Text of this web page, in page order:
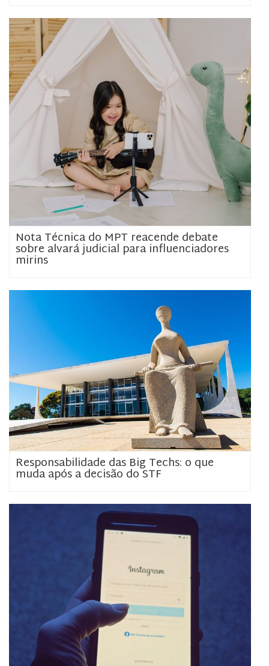
Nota Técnica do MPT reacende debate
sobre alvará judicial para influenciadores
mirins
Responsabilidade das Big Techs: o que
muda após a decisão do STF